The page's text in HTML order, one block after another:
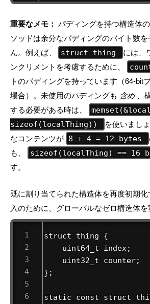
重要なメモ： パディングを持つ構造体の
ソッドは余分なパディングのバイト数
ん。例えば、
struct thing
には、
ンクリメントを考慮するために、
トのパディングを持っています（64-bit
場合）。未使用のパディングも 含め 、
する必要がある時は、
sizeof(localThing))
を使いまし
なコンテンツが 8 + 4 = 12 bytes
も、
sizeof(localThing) == 16
す。
既に割り当てられた構造体を再度初期
入のために、グローバルなゼロ構造体を
struct thing {
    uint64_t index;
    uint32_t counter;
};
static const struct